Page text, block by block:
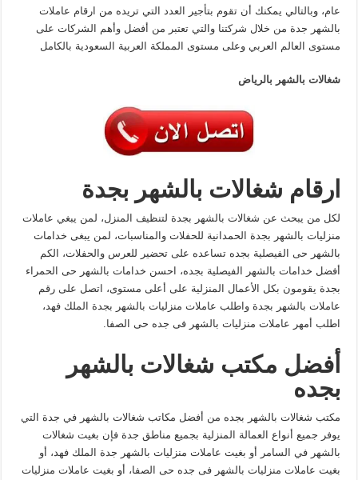
عام، وبالتالي يمكنك أن تقوم بتأجير العدد التي تريده من ارقام عاملات
بالشهر جدة من خلال شركتنا والتي تعتبر من أفضل وأهم الشركات على
مستوى العالم العربي وعلى مستوى المملكة العربية السعودية بالكامل
شغالات بالشهر بالرياض
ارقام شغالات بالشهر بجدة
لكل من يبحث عن شغالات بالشهر بجدة لتنظيف المنزل، لمن يبغي عاملات
منزليات بالشهر بجدة الحمدانية للحفلات والمناسبات، لمن يبغى خدامات
بالشهر حى الفيصلية بجده تساعده على تحضير للعرس والحفلات، الكم
أفضل خدامات بالشهر الفيصلية بجده، احسن خدامات بالشهر حى الحمراء
بجدة يقومون بكل الأعمال المنزلية على أعلى مستوى، اتصل على رقم
عاملات بالشهر بجدة واطلب عاملات منزليات بالشهر بجدة الملك فهد،
اطلب أمهر عاملات منزليات بالشهر فى جده حى الصفا.
أفضل مكتب شغالات بالشهر
بجده
مكتب شغالات بالشهر بجده من أفضل مكاتب شغالات بالشهر في جدة التي
يوفر جميع أنواع العمالة المنزلية بجميع مناطق جدة فإن بغيت شغالات
بالشهر في السامر أو بغيت عاملات منزليات بالشهر جدة الملك فهد، أو
بغيت عاملات منزليات بالشهر فى جده حى الصفا، أو بغيت عاملات منزليات